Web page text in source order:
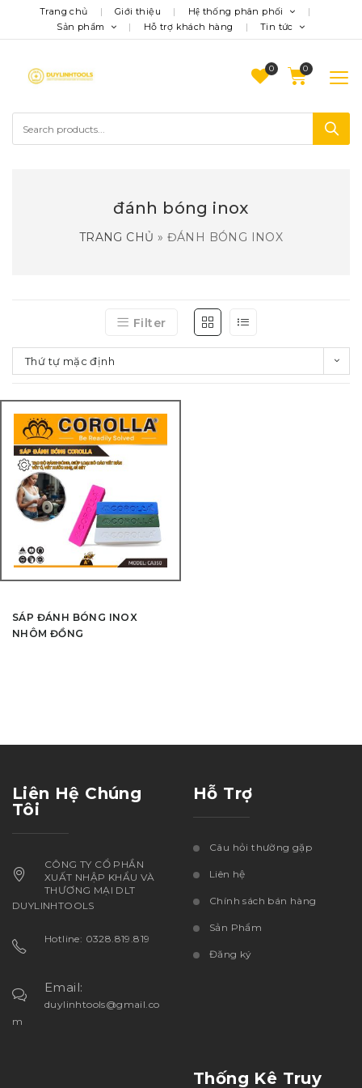
Trang chủ Giới thiệu
Hệ thống phân phối
Sản phẩm
Hỗ trợ khách hàng Tin tức
0
đánh bóng inox
TRANG CHỦ » ĐÁNH BÓNG INOX
Filter
Thứ tự mặc định
SÁP ĐÁNH BÓNG INOX
NHÔM ĐỒNG
Liên Hệ Chúng
Tôi
CÔNG TY CỔ PHẦN
XUẤT NHẬP KHẨU VÀ
THƯƠNG MẠI DLT
DUYLINHTOOLS
Hotline: 0328.819.819
Email:
duylinhtools@gmail.co
m
Hỗ Trợ
Câu hỏi thường gặp
Liên hệ
Chính sách bán hàng
Sản Phẩm
Đăng ký
Thống Kê Truy